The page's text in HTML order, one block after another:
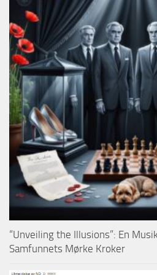
“Unveiling the Illusions”: En
Samfunnets Mørke Kroker